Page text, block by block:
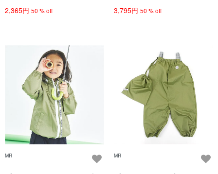
2,365円 50 % off
3,795円 50 % off
MR MR